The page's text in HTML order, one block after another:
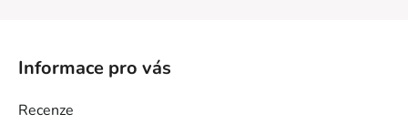
Informace pro vás
Recenze